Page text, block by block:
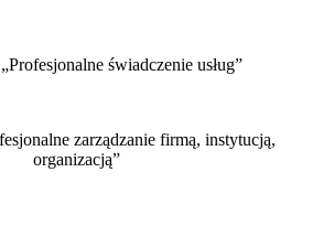
świadczenie usług”
zarządzanie firmą, instytucją,
organizacją”